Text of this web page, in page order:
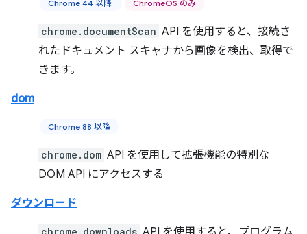
Chrome 44 以降 ChromeOS のみ
chrome.documentScan API を使用すると、接続さ
れたドキュメント スキャナから画像を検出、取得で
きます。
dom
Chrome 88 以降
chrome.dom API を使用して拡張機能の特別な
DOM API にアクセスする
ダウンロード